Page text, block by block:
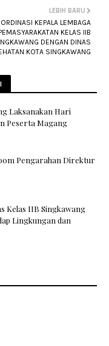
LEBIH BARU
KEPALA LEMBAGA
KELAS IIB
DENGAN DINAS
KOTA SINGKAWANG
Laksanakan Hari
Peserta Magang
Pengarahan Direktur
Kelas IIB Singkawang
Lingkungan dan